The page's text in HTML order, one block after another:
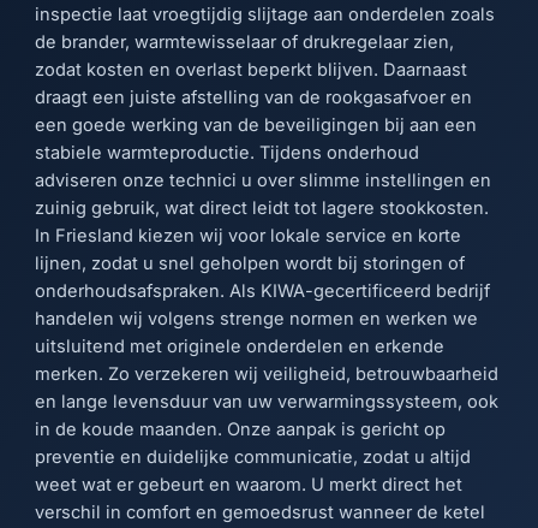
inspectie laat vroegtijdig slijtage aan onderdelen zoals
de brander, warmtewisselaar of drukregelaar zien,
zodat kosten en overlast beperkt blijven. Daarnaast
draagt een juiste afstelling van de rookgasafvoer en
een goede werking van de beveiligingen bij aan een
stabiele warmteproductie. Tijdens onderhoud
adviseren onze technici u over slimme instellingen en
zuinig gebruik, wat direct leidt tot lagere stookkosten.
In Friesland kiezen wij voor lokale service en korte
lijnen, zodat u snel geholpen wordt bij storingen of
onderhoudsafspraken. Als KIWA-gecertificeerd bedrijf
handelen wij volgens strenge normen en werken we
uitsluitend met originele onderdelen en erkende
merken. Zo verzekeren wij veiligheid, betrouwbaarheid
en lange levensduur van uw verwarmingssysteem, ook
in de koude maanden. Onze aanpak is gericht op
preventie en duidelijke communicatie, zodat u altijd
weet wat er gebeurt en waarom. U merkt direct het
verschil in comfort en gemoedsrust wanneer de ketel